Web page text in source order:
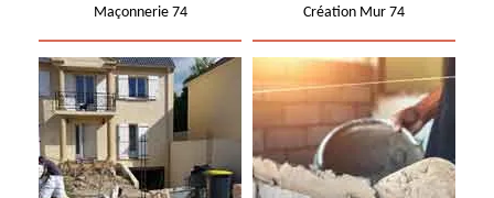
Maçonnerie 74 Création Mur 74